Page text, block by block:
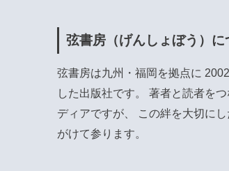
弦書房（げんしょぼう）に
弦書房は九州・福岡を拠点に
した出版社です。 著者と読者を
ディアですが、 この絆を大切に
がけて参ります。